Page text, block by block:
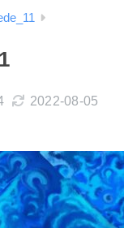
2022-08-05